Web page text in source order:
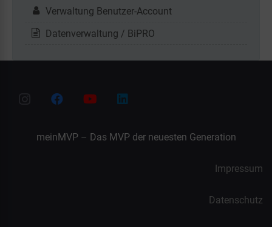
Verwaltung Benutzer-Account
Datenverwaltung / BiPRO
meinMVP – Das MVP der neuesten Generation
Impressum
Datenschutz